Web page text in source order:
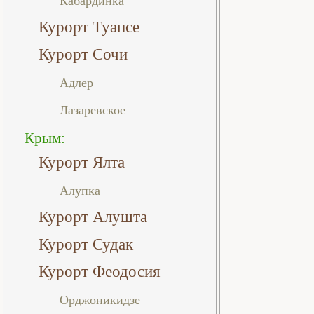
Курорт Туапсе
Курорт Сочи
Адлер
Лазаревское
Крым:
Курорт Ялта
Алупка
Курорт Алушта
Курорт Судак
Курорт Феодосия
Орджоникидзе